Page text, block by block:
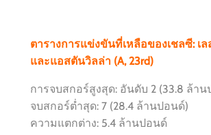
ตารางการแข่งขันที่เหลือของเชลซี: เล
และแอสตันวิลล่า (A, 23rd)
การจบสกอร์สูงสุด: อันดับ 2 (33.8 ล้าน
จบสกอร์ต่ำสุด: 7 (28.4 ล้านปอนด์)
ความแตกต่าง: 5.4 ล้านปอนด์